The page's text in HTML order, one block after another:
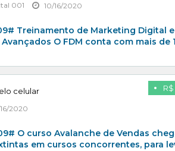
001 10/16/2020
Treinamento de Marketing Digital e
O FDM conta com mais de
R$
celular
2020
O curso Avalanche de Vendas
em cursos concorrentes, para